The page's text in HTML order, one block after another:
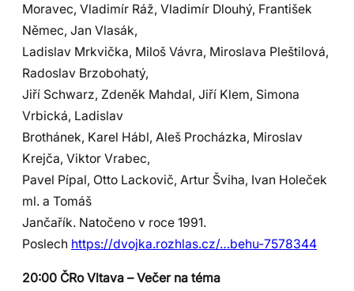
Moravec, Vladimír Ráž, Vladimír Dlouhý, František
Němec, Jan Vlasák,
Ladislav Mrkvička, Miloš Vávra, Miroslava Pleštilová,
Radoslav Brzobohatý,
Jiří Schwarz, Zdeněk Mahdal, Jiří Klem, Simona
Vrbická, Ladislav
Brothánek, Karel Hábl, Aleš Procházka, Miroslav
Krejča, Viktor Vrabec,
Pavel Pípal, Otto Lackovič, Artur Šviha, Ivan Holeček
ml. a Tomáš
Jančařík. Natočeno v roce 1991.
Poslech https://dvojka.rozhlas.cz/…behu-7578344
20:00 ČRo Vltava – Večer na téma